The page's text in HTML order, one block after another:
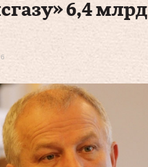
6,4 млрд